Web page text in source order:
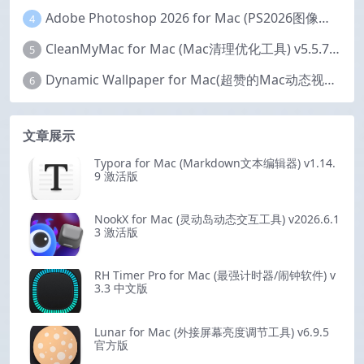
4 Adobe Photoshop 2026 for Mac (PS2026图像编辑处理软件) v27.6.0 中文版
5 CleanMyMac for Mac (Mac清理优化工具) v5.5.7 激活版
6 Dynamic Wallpaper for Mac(超赞的Mac动态视频壁纸) v25.4 激活版
文章展示
Typora for Mac (Markdown文本编辑器) v1.14.
9 激活版
NookX for Mac (灵动岛动态交互工具) v2026.6.1
3 激活版
RH Timer Pro for Mac (最强计时器/闹钟软件) v
3.3 中文版
Lunar for Mac (外接屏幕亮度调节工具) v6.9.5
官方版